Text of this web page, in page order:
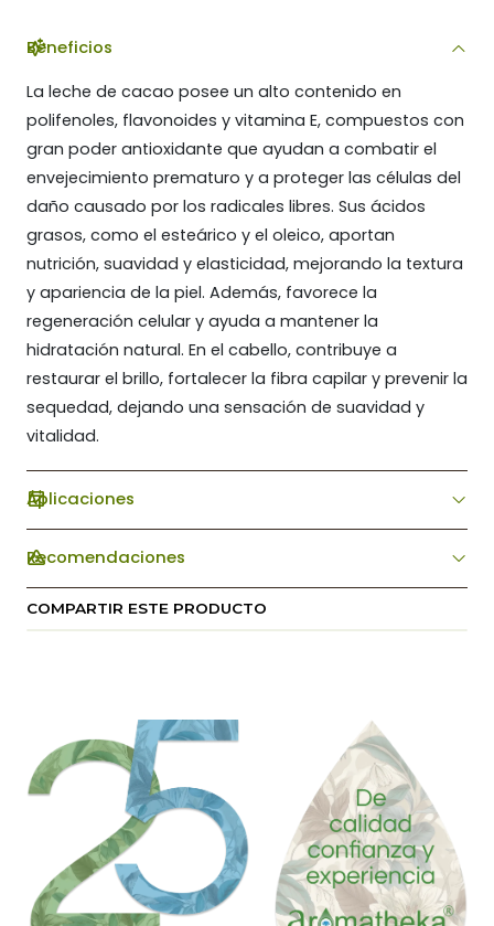
Beneficios
La leche de cacao posee un alto contenido en
polifenoles, flavonoides y vitamina E, compuestos con
gran poder antioxidante que ayudan a combatir el
envejecimiento prematuro y a proteger las células del
daño causado por los radicales libres. Sus ácidos
grasos, como el esteárico y el oleico, aportan
nutrición, suavidad y elasticidad, mejorando la textura
y apariencia de la piel. Además, favorece la
regeneración celular y ayuda a mantener la
hidratación natural. En el cabello, contribuye a
restaurar el brillo, fortalecer la fibra capilar y prevenir la
sequedad, dejando una sensación de suavidad y
vitalidad.
Aplicaciones
Recomendaciones
COMPARTIR ESTE PRODUCTO